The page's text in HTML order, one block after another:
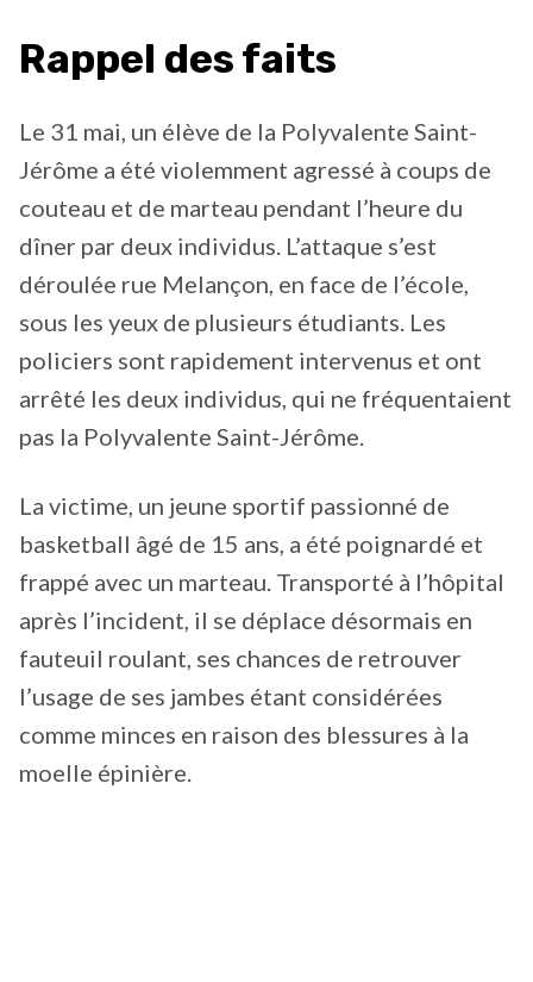
Rappel des faits
Le 31 mai, un élève de la Polyvalente Saint-
Jérôme a été violemment agressé à coups de
couteau et de marteau pendant l’heure du
dîner par deux individus. L’attaque s’est
déroulée rue Melançon, en face de l’école,
sous les yeux de plusieurs étudiants. Les
policiers sont rapidement intervenus et ont
arrêté les deux individus, qui ne fréquentaient
pas la Polyvalente Saint-Jérôme.
La victime, un jeune sportif passionné de
basketball âgé de 15 ans, a été poignardé et
frappé avec un marteau. Transporté à l’hôpital
après l’incident, il se déplace désormais en
fauteuil roulant, ses chances de retrouver
l’usage de ses jambes étant considérées
comme minces en raison des blessures à la
moelle épinière.